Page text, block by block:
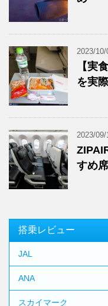
2023/10/
【実
を実
2023/09/
すめ
搭乗レビュー
JAL
ANA
スカイマーク